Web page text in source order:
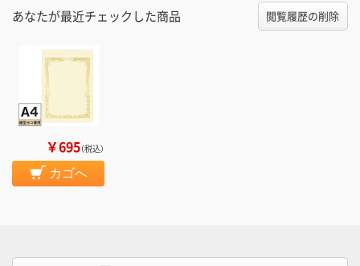
あなたが最近チェックした商品 閲覧履歴の削除
￥695（税込）
カゴへ